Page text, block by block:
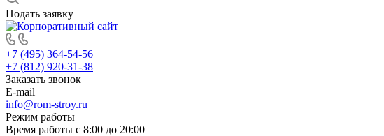
Подать заявку
+7 (495) 364-54-56
+7 (812) 920-31-38
Заказать звонок
E-mail
info@rom-stroy.ru
Режим работы
Время работы с 8:00 до 20:00